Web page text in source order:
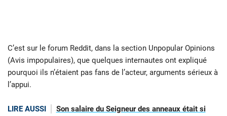
C’est sur le forum Reddit, dans la section Unpopular Opinions
(Avis impopulaires), que quelques internautes ont expliqué
pourquoi ils n’étaient pas fans de l’acteur, arguments sérieux à
l’appui.
LIRE AUSSI
Son salaire du Seigneur des anneaux était si